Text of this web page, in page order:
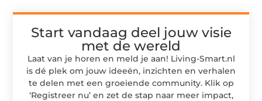
Start vandaag deel jouw visie
met de wereld
Laat van je horen en meld je aan! Living-Smart.nl
is dé plek om jouw ideeën, inzichten en verhalen
te delen met een groeiende community. Klik op
‘Registreer nu’ en zet de stap naar meer impact,